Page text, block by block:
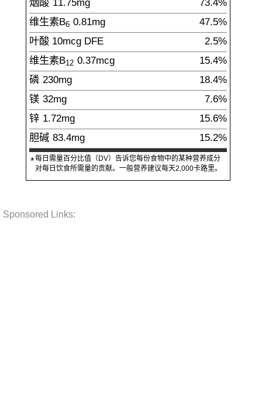
烟酸 11.75mg
73.4%
维生素B6 0.81mg
47.5%
叶酸 10mcg DFE
2.5%
维生素B12 0.37mcg
15.4%
磷 230mg
18.4%
镁 32mg
7.6%
锌 1.72mg
15.6%
胆碱 83.4mg
15.2%
*每日需量百分比值（DV）告诉您每份食物中的某种营养成分
对每日饮食所需量的贡献。一般营养建议每天2,000卡路里。
Sponsored Links: